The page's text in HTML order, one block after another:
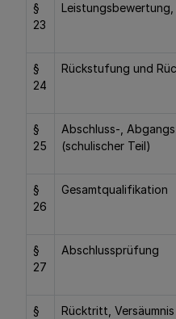
§
23
§
24
Rückstufung und
§
25
Abschluss-,
(schulischer Teil)
§
26
Gesamtqualifikation
§
27
Abschlussprüfung
§
Rücktritt, Versäumnis